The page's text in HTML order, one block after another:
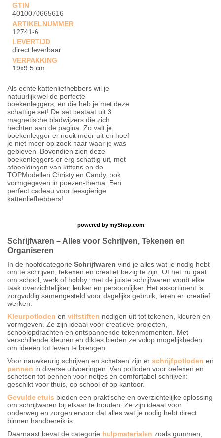
GTIN
4010070665616
ARTIKELNUMMER
12741-6
LEVERTIJD
direct leverbaar
VERPAKKING
19x9,5 cm
Als echte kattenliefhebbers wil je
natuurlijk wel de perfecte
boekenleggers, en die heb je met deze
schattige set! De set bestaat uit 3
magnetische bladwijzers die zich
hechten aan de pagina. Zo valt je
boekenlegger er nooit meer uit en hoef
je niet meer op zoek naar waar je was
gebleven. Bovendien zien deze
boekenleggers er erg schattig uit, met
afbeeldingen van kittens en de
TOPModellen Christy en Candy, ook
vormgegeven in poezen-thema. Een
perfect cadeau voor leesgierige
kattenliefhebbers!
powered by myShop.com
Schrijfwaren – Alles voor Schrijven, Tekenen en
Organiseren
In de hoofdcategorie Schrijfwaren vind je alles wat je nodig hebt
om te schrijven, tekenen en creatief bezig te zijn. Of het nu gaat
om school, werk of hobby: met de juiste schrijfwaren wordt elke
taak overzichtelijker, leuker en persoonlijker. Het assortiment is
zorgvuldig samengesteld voor dagelijks gebruik, leren en creatief
werken.
Kleurpotloden en viltstiften nodigen uit tot tekenen, kleuren en
vormgeven. Ze zijn ideaal voor creatieve projecten,
schoolopdrachten en ontspannende tekenmomenten. Met
verschillende kleuren en diktes bieden ze volop mogelijkheden
om ideeën tot leven te brengen.
Voor nauwkeurig schrijven en schetsen zijn er schrijfpotloden en
pennen in diverse uitvoeringen. Van potloden voor oefenen en
schetsen tot pennen voor netjes en comfortabel schrijven:
geschikt voor thuis, op school of op kantoor.
Gevulde etuis bieden een praktische en overzichtelijke oplossing
om schrijfwaren bij elkaar te houden. Ze zijn ideaal voor
onderweg en zorgen ervoor dat alles wat je nodig hebt direct
binnen handbereik is.
Daarnaast bevat de categorie hulpmaterialen zoals gummen,